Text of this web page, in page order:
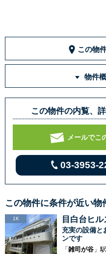
この物
物件
この物件の内覧、
メールでこ
03-3953-
この物件に条件が近い物
1K 目白台ヒル
充実の設備と
ンです
「 雑司が谷 」